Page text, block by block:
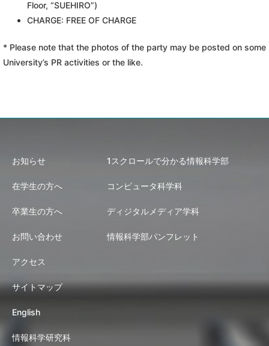
Floor, “SUEHIRO”)
CHARGE: FREE OF CHARGE
* Please note that the photos of the party may be posted on some
University’s PR activities or the like.
お知らせ
在学生の方へ
卒業生の方へ
お問い合わせ
アクセス
サイトマップ
English
1スクロールで分かる情報科学部
コンピュータ科学科
ディジタルメディア学科
情報科学部パンフレット
情報科学研究科